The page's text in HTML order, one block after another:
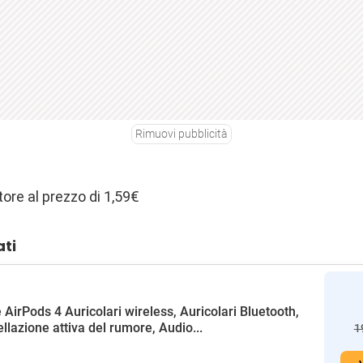
Rimuovi pubblicità
al prezzo di 1,59€
AirPods 4 Auricolari wireless, Auricolari Bluetooth,
attiva del rumore, Audio...